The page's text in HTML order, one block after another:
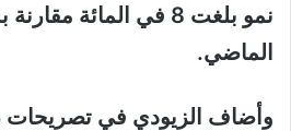
نمو بلغت 8 في المائة
الماضي.
وأضاف الزيودي في